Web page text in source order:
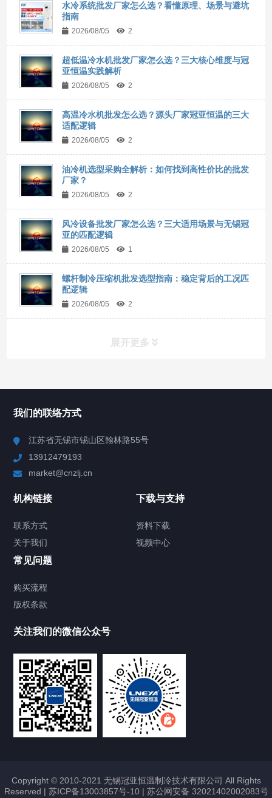
水冷系统批发厂家怎么选？看懂原理、场景与避坑
指南
2026/08/05 2
超低温冷水机批发厂家怎么选？三大核心维度与冠
亚恒温实践解析
2026/08/05 2
高温冷水机批发怎么选？源头厂家冠亚恒温的三大
适配逻辑
2026/08/05 2
油冷机选型采购全解析：如何找到高性价比的批发
厂家？
2026/08/05 2
风冷设备批发厂家怎么选？三大适用场景与无锡冠
亚的匹配逻辑
2026/08/05 1
螺杆制冷压缩机批发选型指南：稳定背后的工况匹
配逻辑
2026/08/05 2
展开更多
Chiller高精度制冷循环器
TCU温度控制单元
Chiller气体控温系统
Chamber试验箱
FREEZER低温箱
VOCs冷凝回收装置
我们的联络方式
江苏省无锡市锡山区翰林路55号
13912479193
market@cnzlj.cn
机构链接
联系方式
关于我们
下载与支持
资料下载
视频中心
常见问题
购买流程
版权条款
关注我们的微信公众号
Copyright © 2010-2021 无锡冠亚恒温制冷技术有限公司 All Rights
Reserved | 苏ICP备13003857号-10| 苏公网安备 32021402002083号